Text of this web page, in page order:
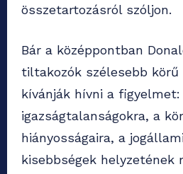
összetartozásról szóljon.
Bár a középpontban
tiltakozók szélesebb
kívánják hívni a
igazságtalanságokra, a
hiányosságaira, a
kisebbségek helyzetének